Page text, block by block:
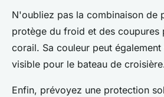
N'oubliez pas la combinaison de
protège du froid et des coupures
corail. Sa couleur peut
visible pour le bateau de
Enfin, prévoyez une protection